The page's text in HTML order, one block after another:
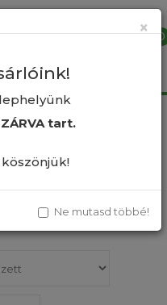
0
×
tart.
Ne mutasd többé!